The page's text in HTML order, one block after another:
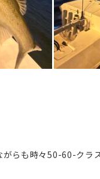
らも時々50-60-クラ